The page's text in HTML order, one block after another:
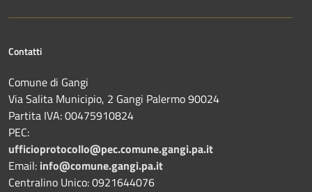
Contatti
Comune di Gangi
Via Salita Municipio, 2 Gangi Palermo 90024
Partita IVA: 00475910824
PEC:
ufficioprotocollo@pec.comune.gangi.pa.it
Email: info@comune.gangi.pa.it
Centralino Unico: 0921644076